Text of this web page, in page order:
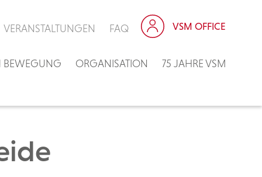
BEWEGUNG ORGANISATION 75 JAHRE VSM
VERANSTALTUNGEN FAQ VSM OFFICE